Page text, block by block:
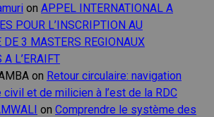
on APPEL INTERNATIONAL A
POUR L’INSCRIPTION AU
DE 3 MASTERS REGIONAUX
L’ERAIFT
on Retour circulaire: navigation
et de milicien à l’est de la RDC
on Comprendre le système des